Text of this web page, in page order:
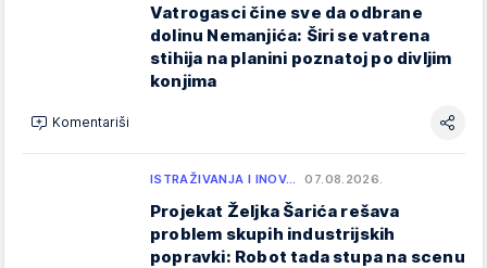
Vatrogasci čine sve da odbrane
dolinu Nemanjića: Širi se vatrena
stihija na planini poznatoj po divljim
konjima
Komentariši
ISTRAŽIVANJA I INOV… 07.08.2026.
Projekat Željka Šarića rešava
problem skupih industrijskih
popravki: Robot tada stupa na scenu